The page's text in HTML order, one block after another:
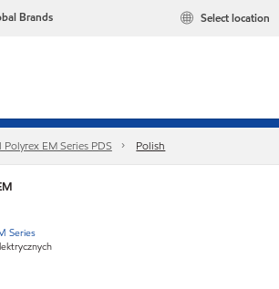
Brands Select location
EM Series PDS Polish
Series